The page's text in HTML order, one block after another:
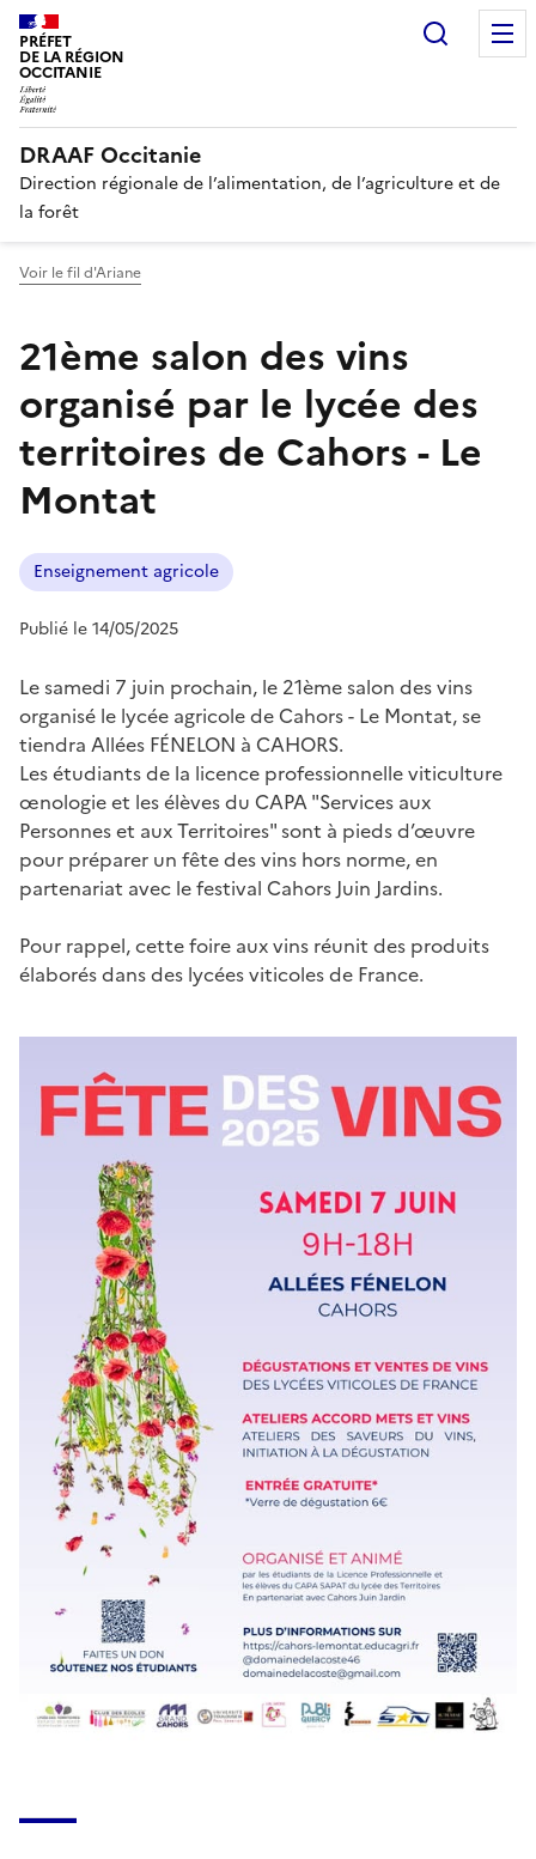
PRÉFET
DE LA RÉGION
OCCITANIE
DRAAF Occitanie
Direction régionale de l’alimentation, de l’agriculture et de
la forêt
Voir le fil d'Ariane
21ème salon des vins
organisé par le lycée des
territoires de Cahors - Le
Montat
Enseignement agricole
Publié le 14/05/2025
Le samedi 7 juin prochain, le 21ème salon des vins
organisé le lycée agricole de Cahors - Le Montat, se
tiendra Allées FÉNELON à CAHORS.
Les étudiants de la licence professionnelle viticulture
œnologie et les élèves du CAPA "Services aux
Personnes et aux Territoires" sont à pieds d’œuvre
pour préparer un fête des vins hors norme, en
partenariat avec le festival Cahors Juin Jardins.
Pour rappel, cette foire aux vins réunit des produits
élaborés dans des lycées viticoles de France.